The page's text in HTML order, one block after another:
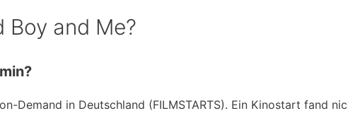
Boy and Me?
Demand in Deutschland (FILMSTARTS). Ein Kinostart fand